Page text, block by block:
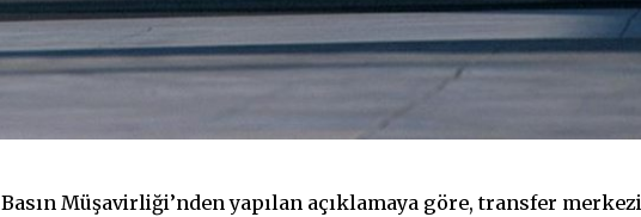
Basın Müşavirliği’nden yapılan açıklamaya göre, transfer merkezi